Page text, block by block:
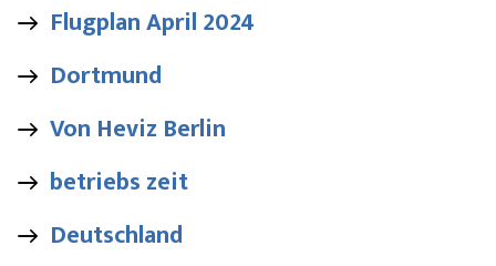
Flugplan April 2024
Dortmund
Von Heviz Berlin
betriebs zeit
Deutschland